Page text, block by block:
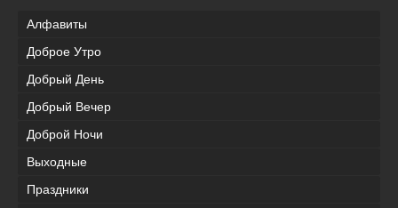
Алфавиты
Доброе Утро
Добрый День
Добрый Вечер
Доброй Ночи
Выходные
Праздники